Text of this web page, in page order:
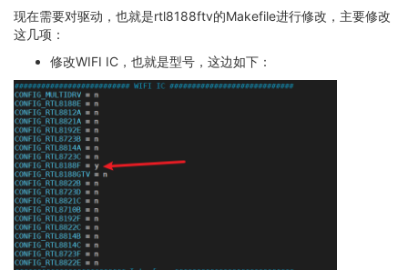
现在需要对驱动，也就是rtl8188ftv的Makefile进行修改，主要修改
这几项：
修改WIFI IC，也就是型号，这边如下：